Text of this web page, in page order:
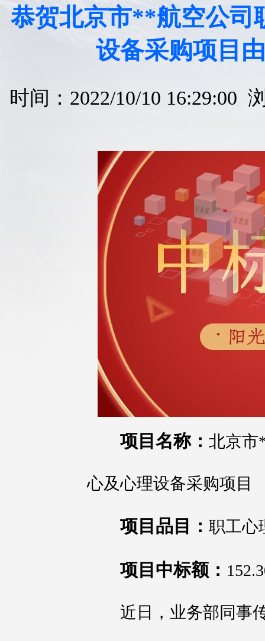
恭贺北京市**航空公司
设备采购项目
时间：2022/10/10 16:29:00
项目名称： 北京市
心及心理设备采购项目
项目品目： 职工心
项目中标额：
近日，业务部同事传